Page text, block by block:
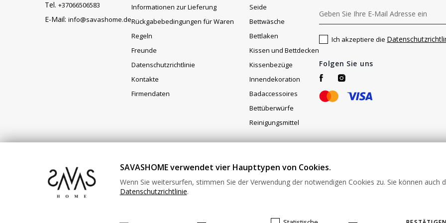
Tel. +37066506583
E-Mail: info@savashome.de
Informationen zur Lieferung
Rückgabebedingungen für Waren
Regeln
Freunde
Datenschutzrichtlinie
Kontakte
Firmendaten
Seide
Bettwäsche
Bettlaken
Kissen und Bettdecken
Kissenbezüge
Innendekoration
Badaccessoires
Bettüberwürfe
Reinigungsmittel
Ich akzeptiere die
Folgen Sie uns
Impressum - Verantwortlich für den Betrieb von www.savashome.de und von SAVAS Home angebotene Produkte und
Umsatzsteuer-Identifikationsnummer: LT100015220214 Bitte senden Sie keine Waren ohne vorherige Bestätigung an diese
unter diesem Link: https://www.savashome.de/rueckgabebedingungen-fuer-waren Gerne können Sie sich mit uns in
Info@savashome.de
SAVASHOME verwendet vier Haupttypen von Cookies.
Wenn Sie weitersurfen, stimmen Sie der Verwendung der notwendigen Cookies zu. Sie können auch
Datenschutzrichtlinie.